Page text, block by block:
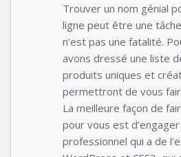
Trouver un nom génial
ligne peut être une
n’est pas une fatalité.
avons dressé une liste
produits uniques et
permettront de vous
La meilleure façon de
pour vous est
professionnel qui a de